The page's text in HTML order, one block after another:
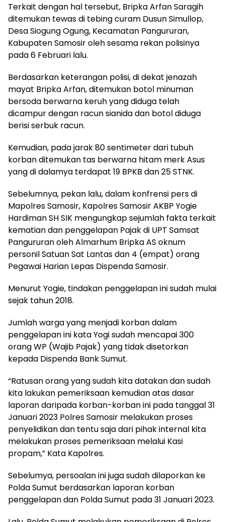
Terkait dengan hal tersebut, Bripka Arfan Saragih
ditemukan tewas di tebing curam Dusun Simullop,
Desa Siogung Ogung, Kecamatan Pangururan,
Kabupaten Samosir oleh sesama rekan polisinya
pada 6 Februari lalu.
Berdasarkan keterangan polisi, di dekat jenazah
mayat Bripka Arfan, ditemukan botol minuman
bersoda berwarna keruh yang diduga telah
dicampur dengan racun sianida dan botol diduga
berisi serbuk racun.
Kemudian, pada jarak 80 sentimeter dari tubuh
korban ditemukan tas berwarna hitam merk Asus
yang di dalamya terdapat 19 BPKB dan 25 STNK.
Sebelumnya, pekan lalu, dalam konfrensi pers di
Mapolres Samosir, Kapolres Samosir AKBP Yogie
Hardiman SH SIK mengungkap sejumlah fakta terkait
kematian dan penggelapan Pajak di UPT Samsat
Pangururan oleh Almarhum Bripka AS oknum
personil Satuan Sat Lantas dan 4 (empat) orang
Pegawai Harian Lepas Dispenda Samosir.
Menurut Yogie, tindakan penggelapan ini sudah mulai
sejak tahun 2018.
Jumlah warga yang menjadi korban dalam
penggelapan ini kata Yogi sudah mencapai 300
orang WP (Wajib Pajak) yang tidak disetorkan
kepada Dispenda Bank Sumut.
“Ratusan orang yang sudah kita datakan dan sudah
kita lakukan pemeriksaan kemudian atas dasar
laporan daripada korban-korban ini pada tanggal 31
Januari 2023 Polres Samosir melakukan proses
penyelidikan dan tentu saja dari pihak internal kita
melakukan proses pemeriksaan melalui Kasi
propam,” Kata Kapolres.
Sebelumya, persoalan ini juga sudah dilaporkan ke
Polda Sumut berdasarkan laporan korban
penggelapan dan Polda Sumut pada 31 Januari 2023.